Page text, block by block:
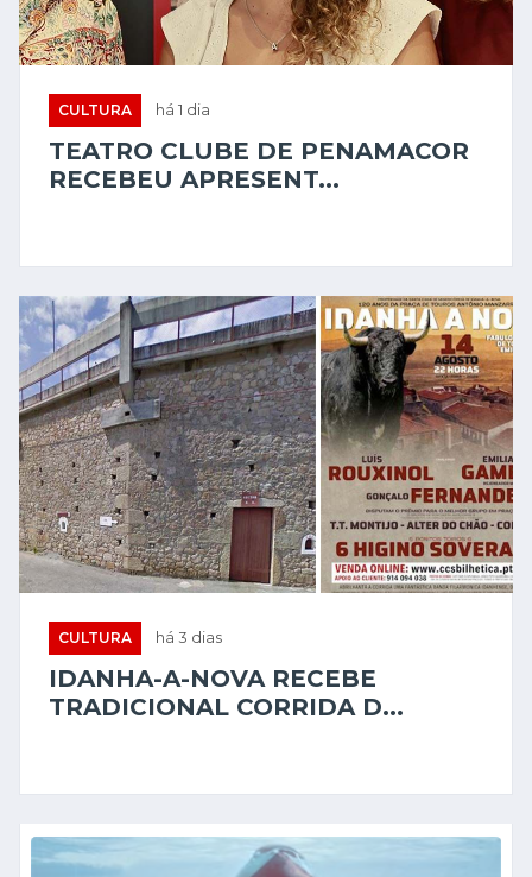
CULTURA há 1 dia
TEATRO CLUBE DE PENAMACOR
RECEBEU APRESENT...
CULTURA há 3 dias
IDANHA-A-NOVA RECEBE
TRADICIONAL CORRIDA D...